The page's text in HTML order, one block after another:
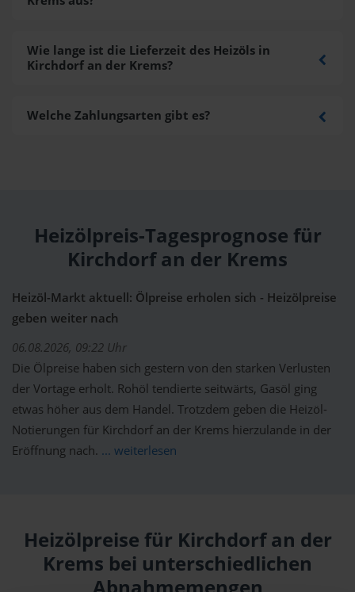
Wie lange ist die Lieferzeit des Heizöls in
Kirchdorf an der Krems?
Welche Zahlungsarten gibt es?
Heizölpreis-Tagesprognose für
Kirchdorf an der Krems
Heizöl-Markt aktuell: Ölpreise erholen sich - Heizölpreise
geben weiter nach
06.08.2026, 09:22 Uhr
Die Ölpreise haben sich gestern von den starken Verlusten
der Vortage erholt. Rohöl tendierte seitwärts, Gasöl ging
etwas höher aus dem Handel. Trotzdem geben die Heizöl-
Notierungen für Kirchdorf an der Krems hierzulande in der
Eröffnung nach. ... weiterlesen
Heizölpreise für Kirchdorf an der
Krems bei unterschiedlichen